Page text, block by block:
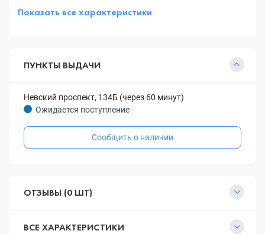
Показать все характеристики
ПУНКТЫ ВЫДАЧИ
Невский проспект, 134Б (через 60 минут)
Ожидается поступление
Сообщить о наличии
ОТЗЫВЫ (0 ШТ)
ВСЕ ХАРАКТЕРИСТИКИ